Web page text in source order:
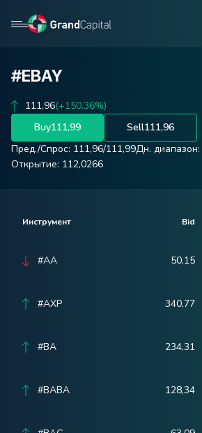
#EBAY
111,96(+150.36%)
Buy111,99 Sell111,96
Пред./Спрос: 111,96/111,99Дн. диапазон:
Открытие: 112,0266
Инструмент Bid
#AA 50,15
#AXP 340,77
#BA 234,31
#BABA 128,34